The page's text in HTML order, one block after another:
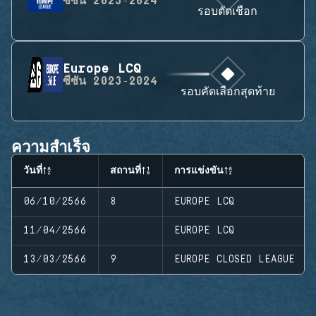
รอบตัดเชือก
Europe LCQ
ซีซัน 2023-2024
รอบคัดเลือกสุดท้าย
ความสำเร็จ
วันที่ สถานที่ การแข่งขัน
06/10/2566 8 EUROPE LCQ
11/04/2566 EUROPE LCQ
13/03/2566 9 EUROPE CLOSED LEAGUE